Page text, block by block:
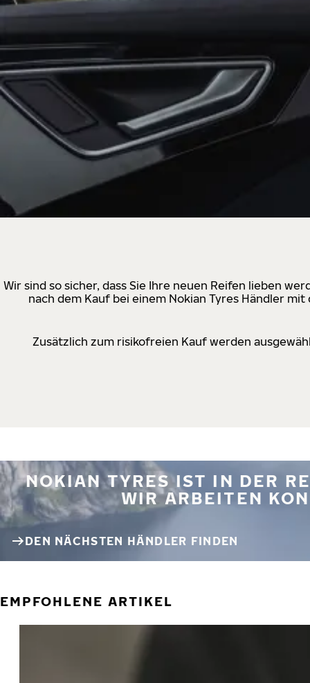
Wir sind so sicher, dass Sie Ihre neuen Reifen lieben
nach dem Kauf bei einem Nokian Tyres Händler
Zusätzlich zum risikofreien Kauf werden
NOKIAN TYRES IST IN DER
WIR ARBEITEN
DEN NÄCHSTEN HÄNDLER FINDEN
EMPFOHLENE ARTIKEL